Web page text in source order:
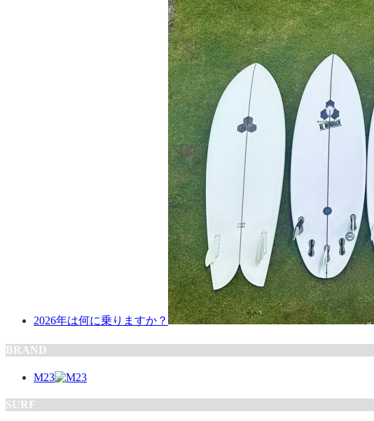
2026年は何に乗りますか？
BRAND
M23
SURF